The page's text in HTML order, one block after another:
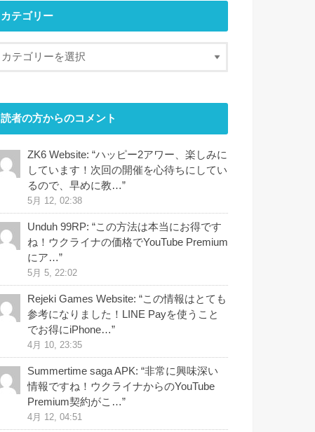
カテゴリー
読者の方からのコメント
ZK6 Website: “ハッピー2アワー、楽しみに
しています！次回の開催を心待ちにしてい
るので、早めに教…”
5月 12, 02:38
Unduh 99RP: “この方法は本当にお得です
ね！ウクライナの価格でYouTube Premium
にア…”
5月 5, 22:02
Rejeki Games Website: “この情報はとても
参考になりました！LINE Payを使うこと
でお得にiPhone…”
4月 10, 23:35
Summertime saga APK: “非常に興味深い
情報ですね！ウクライナからのYouTube
Premium契約がこ…”
4月 12, 04:51